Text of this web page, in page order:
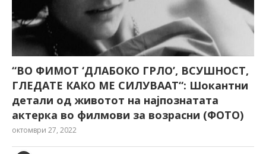
“ВО ФИМОТ ‘ДЛАБОКО ГРЛО’, ВСУШНОСТ,
ГЛЕДАТЕ КАКО МЕ СИЛУВААТ“: Шокантни
детали од животот на најпознатата
актерка во филмови за возрасни (ФОТО)
октомври 27, 2022